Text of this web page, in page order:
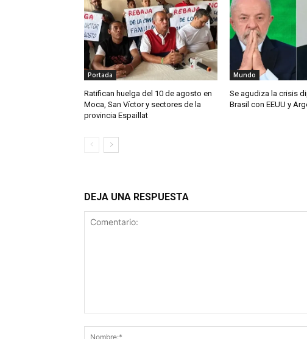
Portada
Ratifican huelga del 10 de agosto en
Moca, San Víctor y sectores de la
provincia Espaillat
Mundo
Se agudiza la crisis
Brasil con EEUU y
DEJA UNA RESPUESTA